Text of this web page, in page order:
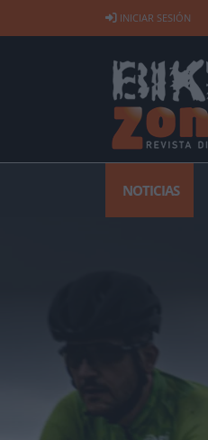
INICIAR SESIÓN
NOTICIAS